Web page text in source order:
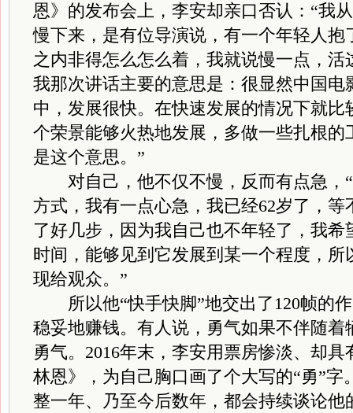
恩》的发布会上，李安却亲口否认：“我
慢下来，是有位导演说，有一个年轻人抱
之内非得怎么怎么着，我就说慢一点，
我那次讲话主要的意思是：很显然中国电
中，发展很快。在快速发展的情况下就比
个荣景能够火热地发展，多做一些扎根的
是这个意思。”
对自己，他不仅不慢，反而有点急，“
方式，我有一点心急，我已经62岁了，
了好几步，因为我自己也不年轻了，我
时间，能够见到它发展到某一个程度，所
现给观众。”
所以他“快手快脚”地交出了120帧的
稳妥地赚钱。有人说，勇气如果不伴随着
勇气。2016年末，李安用票房惨淡、却具
林恩》，为自己胸口画了个大写的“勇”字
整一年、乃至今后数年，都会持续谈论他